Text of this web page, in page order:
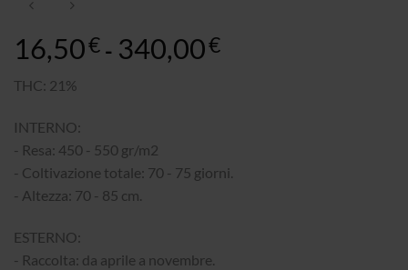
16,50€ - 340,00€Fascia
340,00€
THC: 21%
INTERNO:
- Resa: 450 - 550 gr/m2
- Coltivazione totale: 70 - 75 giorni.
- Altezza: 70 - 85 cm.
ESTERNO:
- Raccolta: da aprile a novembre.